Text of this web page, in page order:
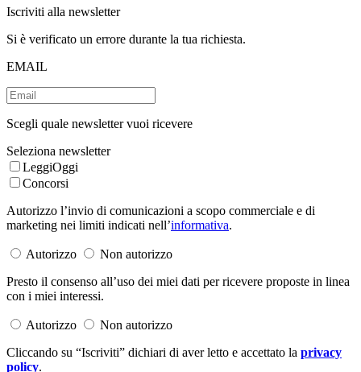
Iscriviti alla newsletter
Si è verificato un errore durante la tua richiesta.
EMAIL
Scegli quale newsletter vuoi ricevere
Seleziona newsletter
LeggiOggi
Concorsi
Autorizzo l’invio di comunicazioni a scopo commerciale e di
marketing nei limiti indicati nell’informativa.
Autorizzo
Non autorizzo
Presto il consenso all’uso dei miei dati per ricevere proposte in linea
con i miei interessi.
Autorizzo
Non autorizzo
Cliccando su “Iscriviti” dichiari di aver letto e accettato la privacy
policy.